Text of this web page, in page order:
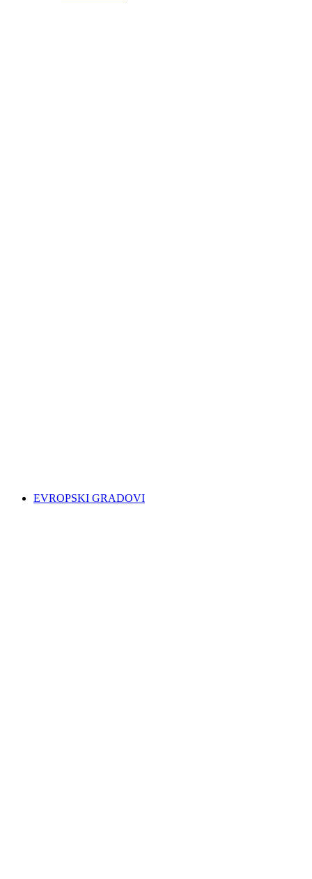
EVROPSKI GRADOVI